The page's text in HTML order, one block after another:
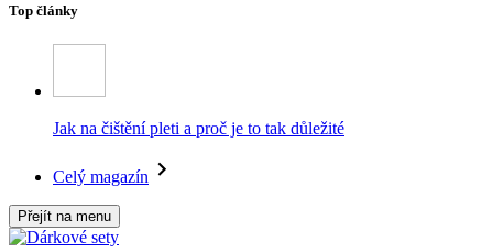
Top články
Jak na čištění pleti a proč je to tak důležité
Celý magazín
Přejít na menu